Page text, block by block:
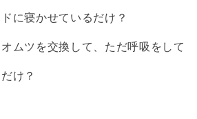
に寝かせているだけ？
ムツを交換して、ただ呼吸をして
け？